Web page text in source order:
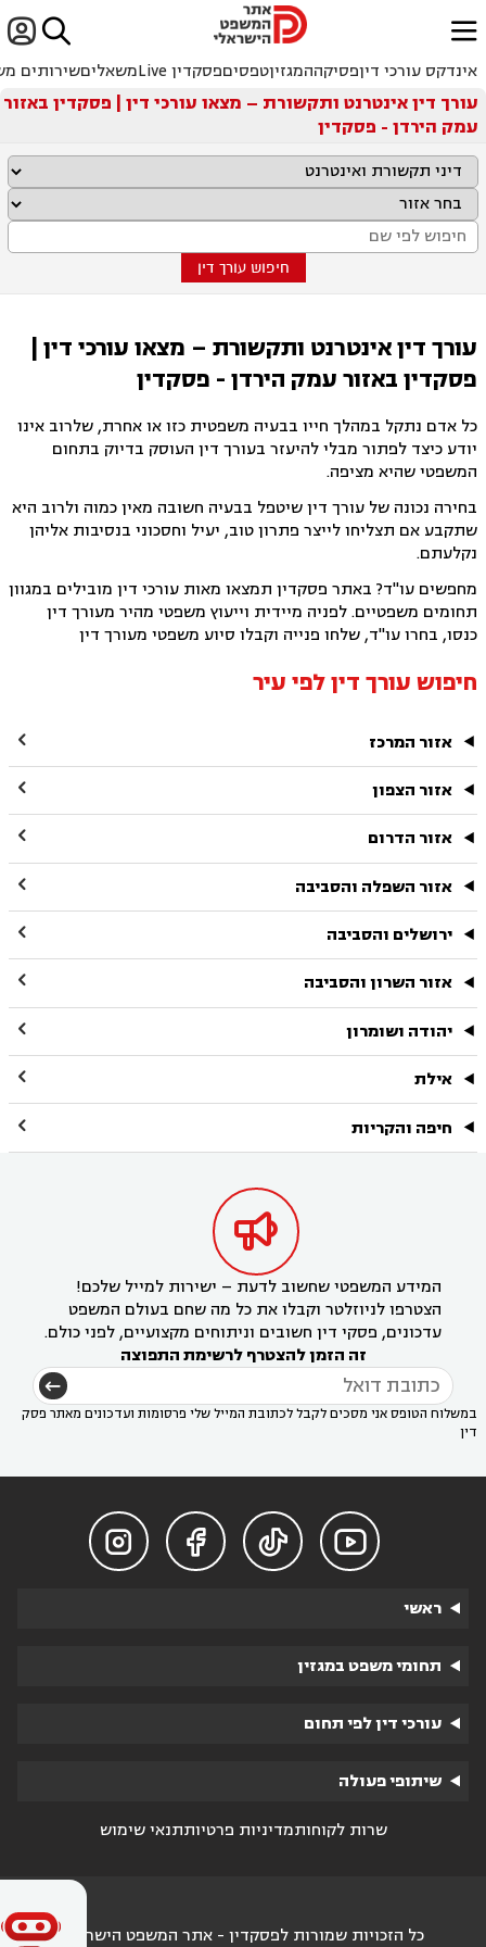

ﱐ
אינדקס עורכי דיןפסיקההמגזיןטפסיםפסקדין Live משאליםשירותים
עורך דין אינטרנט ותקשורת – מצאו עורכי דין | פסקדין באזור
עמק הירדן - פסקדין
חיפוש עורך דין
עורך דין אינטרנט ותקשורת – מצאו עורכי דין |
פסקדין באזור עמק הירדן - פסקדין
כל אדם נתקל במהלך חייו בבעיה משפטית כזו או אחרת, שלרוב אינו
יודע כיצד לפתור מבלי להיעזר בעורך דין העוסק בדיוק בתחום
המשפטי שהיא מציפה.
בחירה נכונה של עורך דין שיטפל בבעיה חשובה מאין כמוה ולרוב היא
שתקבע אם תצליחו לייצר פתרון טוב, יעיל וחסכוני בנסיבות אליהן
נקלעתם.
מחפשים עו"ד? באתר פסקדין תמצאו מאות עורכי דין מובילים במגוון
תחומים משפטיים. לפניה מיידית וייעוץ משפטי מהיר מעורך דין
כנסו, בחרו עו"ד, שלחו פנייה וקבלו סיוע משפטי מעורך דין
חיפוש עורך דין לפי עיר
אזור המרכז 
אזור הצפון 
אזור הדרום 
אזור השפלה והסביבה 
ירושלים והסביבה 
אזור השרון והסביבה 
יהודה ושומרון 
אילת 
חיפה והקריות 

המידע המשפטי שחשוב לדעת – ישירות למייל שלכם!
הצטרפו לניוזלטר וקבלו את כל מה שחם בעולם המשפט
עדכונים, פסקי דין חשובים וניתוחים מקצועיים, לפני כולם.
זה הזמן להצטרף לרשימת התפוצה
במשלוח הטופס אני מסכים לקבל לכתובת המייל שלי פרסומות ועדכונים מאתר פסק
דין




ראשי
תחומי משפט במגזין
עורכי דין לפי תחום
שיתופי פעולה
שרות לקוחותמדיניות פרטיותתנאי שימוש
כל הזכויות שמורות לפסקדין - אתר המשפט הישראלי